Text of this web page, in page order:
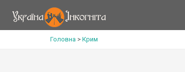
Головна > Крим